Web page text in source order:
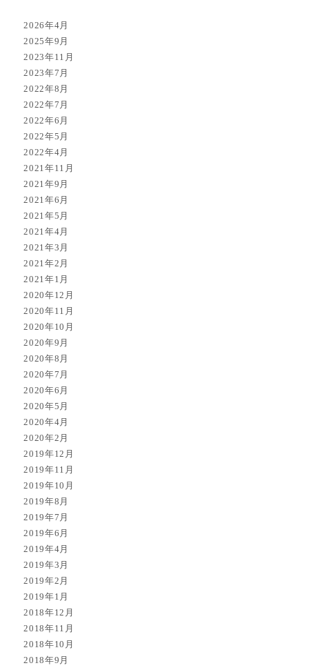
2026年4月
2025年9月
2023年11月
2023年7月
2022年8月
2022年7月
2022年6月
2022年5月
2022年4月
2021年11月
2021年9月
2021年6月
2021年5月
2021年4月
2021年3月
2021年2月
2021年1月
2020年12月
2020年11月
2020年10月
2020年9月
2020年8月
2020年7月
2020年6月
2020年5月
2020年4月
2020年2月
2019年12月
2019年11月
2019年10月
2019年8月
2019年7月
2019年6月
2019年4月
2019年3月
2019年2月
2019年1月
2018年12月
2018年11月
2018年10月
2018年9月